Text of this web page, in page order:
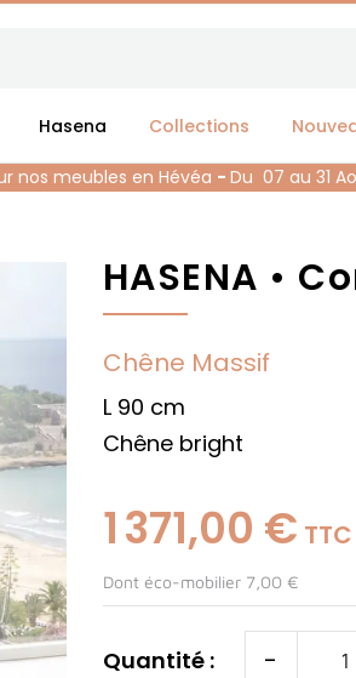
Hasena Collections
nos meubles en Hévéa - Du 07 au 31
HASENA •
Chêne Massif
L 90 cm
Chêne bright
1 371,00 € TTC
Dont éco-mobilier 7,00 €
Quantité : -